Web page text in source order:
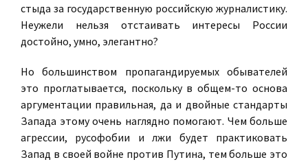
стыда за государственную российскую журналистику.
Неужели нельзя отстаивать интересы России
достойно, умно, элегантно?
Но большинством пропагандируемых обывателей
это проглатывается, поскольку в общем-то основа
аргументации правильная, да и двойные стандарты
Запада этому очень наглядно помогают. Чем больше
агрессии, русофобии и лжи будет практиковать
Запад в своей войне против Путина, тем больше это